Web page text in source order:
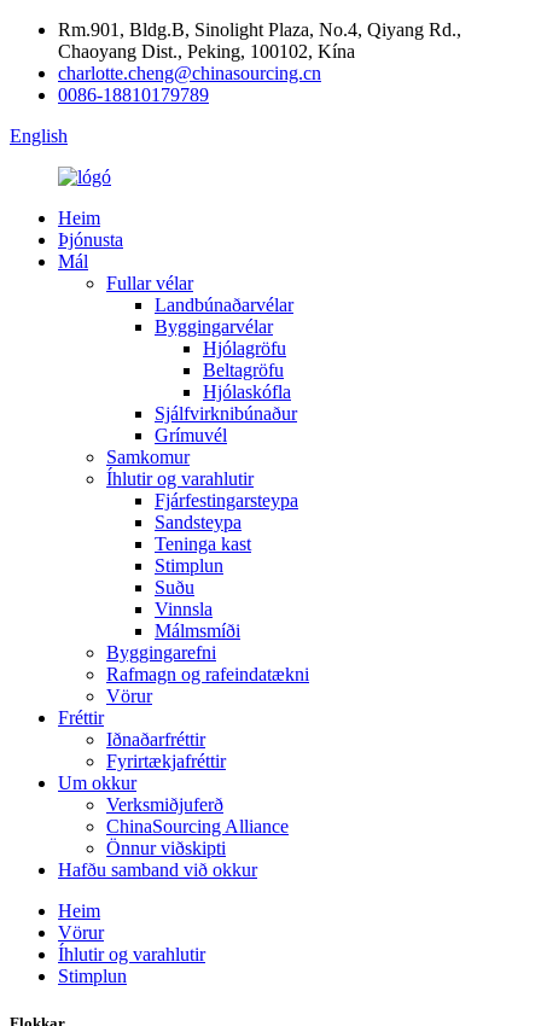
Rm.901, Bldg.B, Sinolight Plaza, No.4, Qiyang Rd.,
Chaoyang Dist., Peking, 100102, Kína
charlotte.cheng@chinasourcing.cn
0086-18810179789
English
Heim
Þjónusta
Mál
Fullar vélar
Landbúnaðarvélar
Byggingarvélar
Hjólagröfu
Beltagröfu
Hjólaskófla
Sjálfvirknibúnaður
Grímuvél
Samkomur
Íhlutir og varahlutir
Fjárfestingarsteypa
Sandsteypa
Teninga kast
Stimplun
Suðu
Vinnsla
Málmsmíði
Byggingarefni
Rafmagn og rafeindatækni
Vörur
Fréttir
Iðnaðarfréttir
Fyrirtækjafréttir
Um okkur
Verksmiðjuferð
ChinaSourcing Alliance
Önnur viðskipti
Hafðu samband við okkur
Heim
Vörur
Íhlutir og varahlutir
Stimplun